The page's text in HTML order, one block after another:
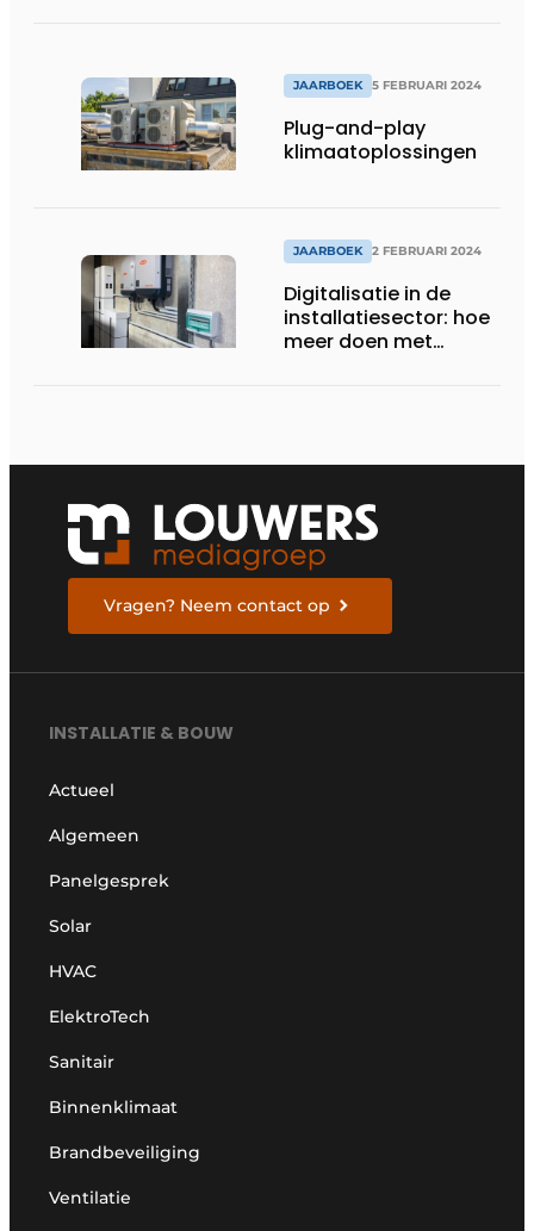
JAARBOEK 5 FEBRUARI 2024
Plug-and-play
klimaatoplossingen
JAARBOEK 2 FEBRUARI 2024
Digitalisatie in de
installatiesector: hoe
meer doen met
Vragen? Neem contact op
INSTALLATIE & BOUW
Actueel
Algemeen
Panelgesprek
Solar
HVAC
ElektroTech
Sanitair
Binnenklimaat
Brandbeveiliging
Ventilatie